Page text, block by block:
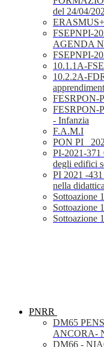
del 24/04/
ERASMUS+
FSEPNPI-
AGENDA
FSEPNPI-
10.1.1A-
10.2.2A-
FESRPON-
FESRPON-
- Infanzia
F.A.M.I
PON PI_
PI-2021-371
degli edifici
PI 2021 -
nella
Sottoazione
Sottoazione
Sottoazione
PNRR
DM65
ANCORA-
DM66 -